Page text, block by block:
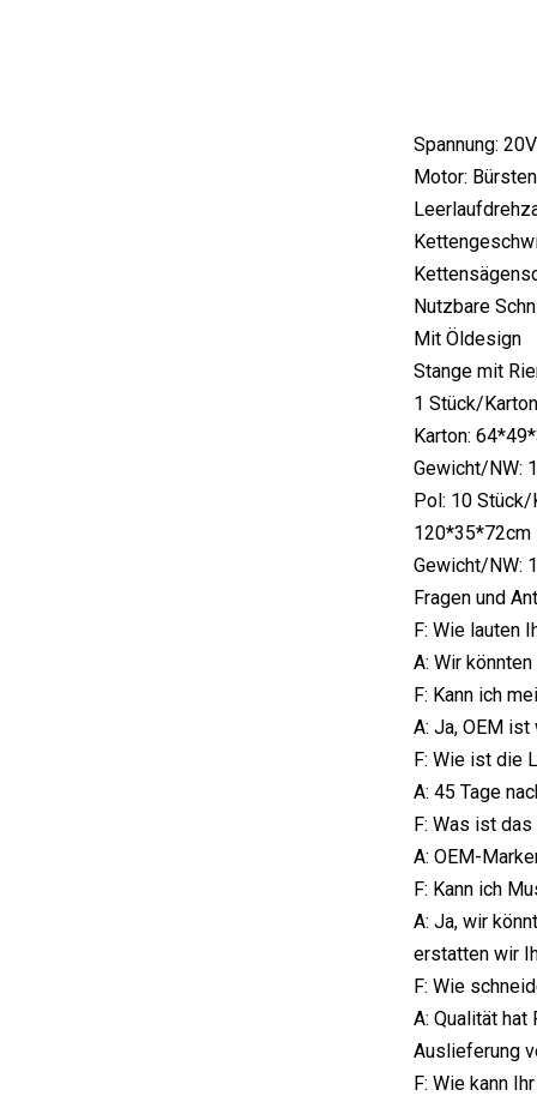
Spannung: 20V
Motor:
Nutzbare
Mit Öldesign
Stange mit
1 Stück/
Karton:
Gewicht/NW:
Pol: 10 Stück/
120*35*72cm
Gewicht/NW:
Fragen und
F: Wie lauten
A: Wir
F: Kann ich
A: Ja, OEM
F: Wie ist die
A: 45 Tage
F: Was ist das
A: OEM-
F: Kann ich
A: Ja, wir
erstatten wir
F: Wie
A: Qualität
Auslieferung
F: Wie kann